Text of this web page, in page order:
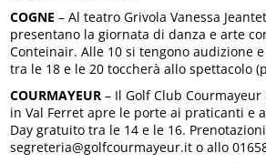
COGNE – Al teatro Grivola Vanessa
presentano la giornata di danza e arte
Conteinair. Alle 10 si tengono audizione
tra le 18 e le 20 toccherà allo spettacolo
COURMAYEUR – Il Golf Club Courmayeur
in Val Ferret apre le porte ai praticanti e
Day gratuito tra le 14 e le 16.
segreteria@golfcourmayeur.it o allo